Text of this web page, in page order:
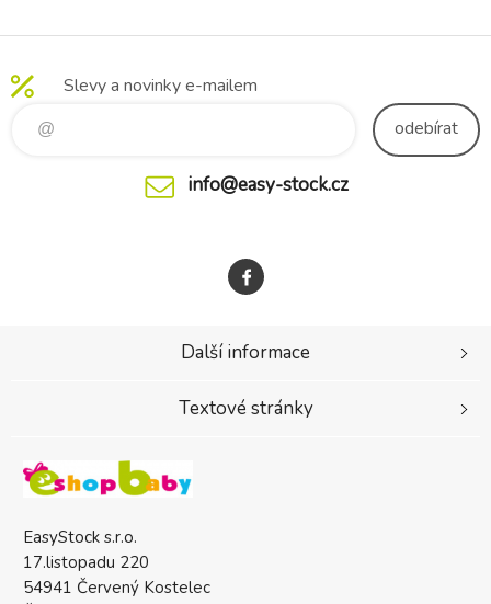
Slevy a novinky e-mailem
odebírat
info@easy-stock.cz
EasyStock s.r.o.
17.listopadu 220
54941 Červený Kostelec
Další informace
Textové stránky